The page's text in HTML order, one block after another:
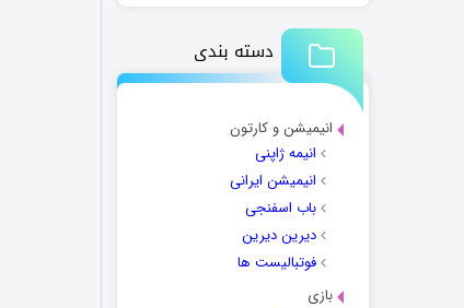
دسته بندی
انیمیشن و کارتون
انیمه ژاپنی
انیمیشن ایرانی
باب اسفنجی
دیرین دیرین
فوتبالیست ها
بازی